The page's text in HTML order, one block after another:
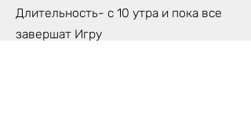
Длительность- с 10 утра и пока все
завершат Игру